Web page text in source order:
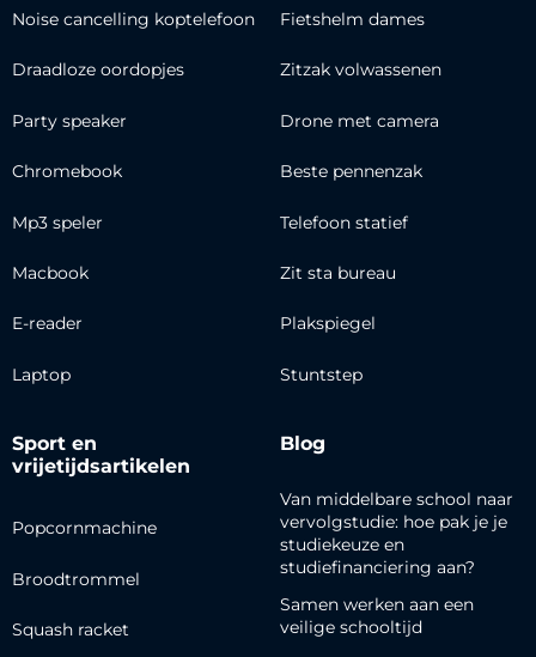
Noise cancelling koptelefoon
Draadloze oordopjes
Party speaker
Chromebook
Mp3 speler
Macbook
E-reader
Laptop
Fietshelm dames
Zitzak volwassenen
Drone met camera
Beste pennenzak
Telefoon statief
Zit sta bureau
Plakspiegel
Stuntstep
Sport en
vrijetijdsartikelen
Popcornmachine
Broodtrommel
Squash racket
Blog
Van middelbare school naar
vervolgstudie: hoe pak je je
studiekeuze en
studiefinanciering aan?
Samen werken aan een
veilige schooltijd